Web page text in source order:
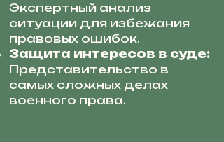
Экспертный анализ
ситуации для избежания
правовых ошибок.
Защита интересов в суде:
Представительство в
самых сложных делах
военного права.